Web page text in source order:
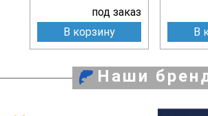
под заказ
В корзину
В
Наши